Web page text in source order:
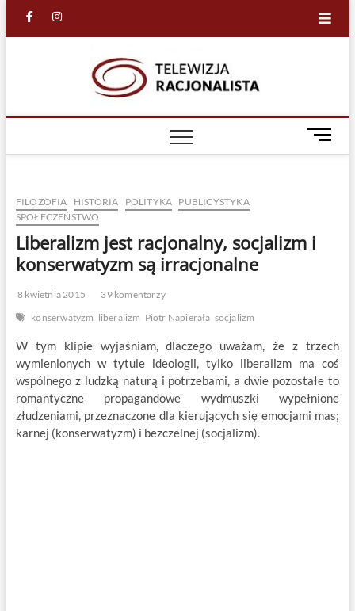
facebook
in
M
e
t
FILOZOFIA HISTORIA POLITYKA PUBLICYSTYKA
SPOŁECZEŃSTWO
Liberalizm jest racjonalny, socjalizm i
konserwatyzm są irracjonalne
8 kwietnia 2015
39 komentarzy
konserwatyzm liberalizm Piotr Napierała socjalizm
W tym klipie wyjaśniam, dlaczego uważam, że z trzech
wymienionych w tytule ideologii, tylko liberalizm ma coś
wspólnego z ludzką naturą i potrzebami, a dwie pozostałe to
romantyczne propagandowe wydmuszki wypełnione
złudzeniami, przeznaczone dla kierujących się emocjami mas;
karnej (konserwatyzm) i bezczelnej (socjalizm).